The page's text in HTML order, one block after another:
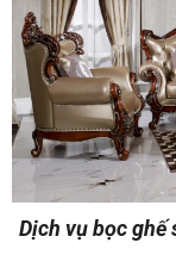
Dịch vụ bọc ghế